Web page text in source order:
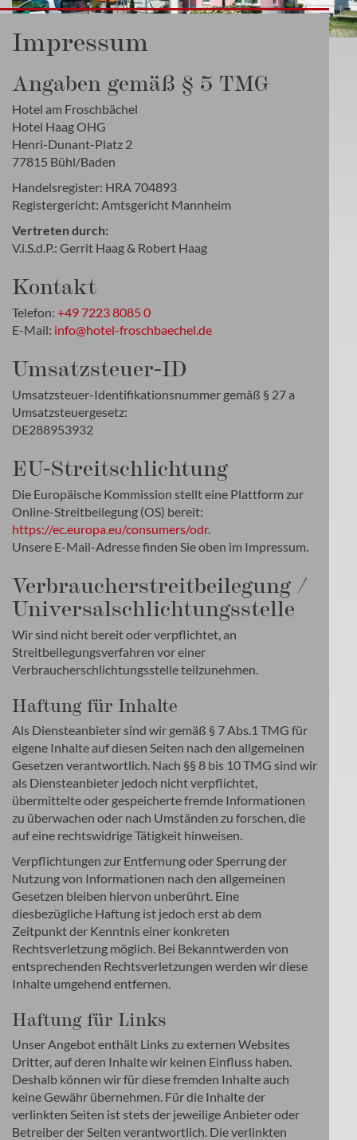
Impressum
Angaben gemäß § 5 TMG
Hotel am Froschbächel
Hotel Haag OHG
Henri-Dunant-Platz 2
77815 Bühl/Baden
Handelsregister: HRA 704893
Registergericht: Amtsgericht Mannheim
Vertreten durch:
V.i.S.d.P.: Gerrit Haag & Robert Haag
Kontakt
Telefon: +49 7223 8085 0
E-Mail: info@hotel-froschbaechel.de
Umsatzsteuer-ID
Umsatzsteuer-Identifikationsnummer gemäß § 27 a
Umsatzsteuergesetz:
DE288953932
EU-Streitschlichtung
Die Europäische Kommission stellt eine Plattform zur
Online-Streitbeilegung (OS) bereit:
https://ec.europa.eu/consumers/odr.
Unsere E-Mail-Adresse finden Sie oben im Impressum.
Verbraucher­streit­beilegung /
Universal­schlichtungs­stelle
Wir sind nicht bereit oder verpflichtet, an
Streitbeilegungsverfahren vor einer
Verbraucherschlichtungsstelle teilzunehmen.
Haftung für Inhalte
Als Diensteanbieter sind wir gemäß § 7 Abs.1 TMG für
eigene Inhalte auf diesen Seiten nach den allgemeinen
Gesetzen verantwortlich. Nach §§ 8 bis 10 TMG sind wir
als Diensteanbieter jedoch nicht verpflichtet,
übermittelte oder gespeicherte fremde Informationen
zu überwachen oder nach Umständen zu forschen, die
auf eine rechtswidrige Tätigkeit hinweisen.
Verpflichtungen zur Entfernung oder Sperrung der
Nutzung von Informationen nach den allgemeinen
Gesetzen bleiben hiervon unberührt. Eine
diesbezügliche Haftung ist jedoch erst ab dem
Zeitpunkt der Kenntnis einer konkreten
Rechtsverletzung möglich. Bei Bekanntwerden von
entsprechenden Rechtsverletzungen werden wir diese
Inhalte umgehend entfernen.
Haftung für Links
Unser Angebot enthält Links zu externen Websites
Dritter, auf deren Inhalte wir keinen Einfluss haben.
Deshalb können wir für diese fremden Inhalte auch
keine Gewähr übernehmen. Für die Inhalte der
verlinkten Seiten ist stets der jeweilige Anbieter oder
Betreiber der Seiten verantwortlich. Die verlinkten